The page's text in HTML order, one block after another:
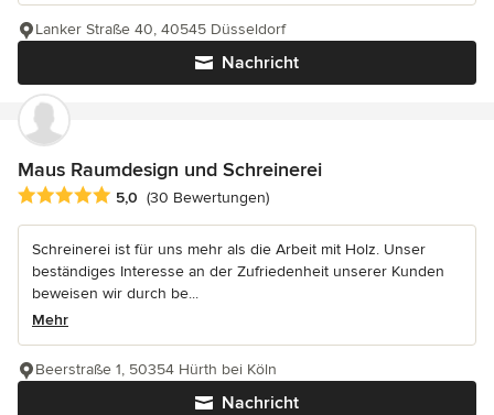
Nachricht
Lanker Straße 40, 40545 Düsseldorf
Maus Raumdesign und Schreinerei
Durchschnittliche Bewertung: 5 von 5 Sternen
5,0 (30 Bewertungen)
Schreinerei ist für uns mehr als die Arbeit mit Holz. Unser
beständiges Interesse an der Zufriedenheit unserer Kunden
beweisen wir durch be...
Mehr
Nachricht
Beerstraße 1, 50354 Hürth bei Köln